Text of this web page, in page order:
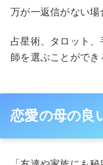
万が一返信がない場
占星術、タロット
師を選ぶことができ
恋愛の母の良